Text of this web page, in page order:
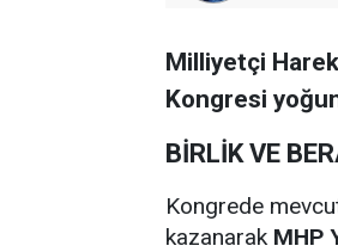
Milliyetçi
Kongresi
BİRLİK VE
Kongrede
kazanarak MHP